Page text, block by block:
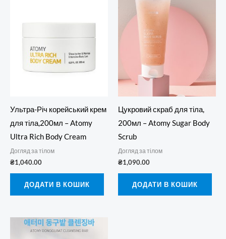
Ультра-Річ корейський крем
для тіла,200мл – Atomy
Ultra Rich Body Cream
Догляд за тілом
₴1,040.00
ДОДАТИ В КОШИК
Цукровий скраб для тіла,
200мл – Atomy Sugar Body
Scrub
Догляд за тілом
₴1,090.00
ДОДАТИ В КОШИК